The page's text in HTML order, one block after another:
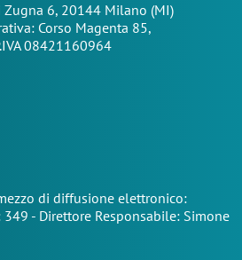
Zugna 6, 20144 Milano (MI)
Corso Magenta 85,
08421160964
di diffusione elettronico:
- Direttore Responsabile: Simone